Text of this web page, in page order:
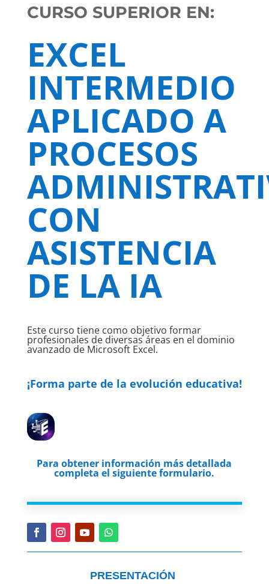
CURSO SUPERIOR EN:
EXCEL
INTERMEDIO
APLICADO A
PROCESOS
CON
ASISTENCIA
DE LA IA
Este curso tiene como objetivo formar
profesionales de diversas áreas en el dominio
avanzado de Microsoft Excel.
¡Forma parte de la evolución educativa!
Para obtener información más detallada
completa el siguiente formulario.
PRESENTACIÓN